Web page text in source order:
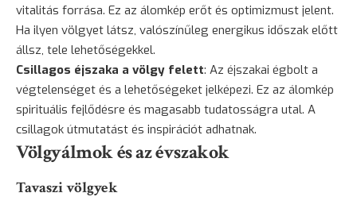
vitalitás forrása. Ez az álomkép erőt és optimizmust jelent.
Ha ilyen völgyet látsz, valószínűleg energikus időszak előtt
állsz, tele lehetőségekkel.
Csillagos éjszaka a völgy felett: Az éjszakai égbolt a
végtelenséget és a lehetőségeket jelképezi. Ez az álomkép
spirituális fejlődésre és magasabb tudatosságra utal. A
csillagok útmutatást és inspirációt adhatnak.
Völgyálmok és az évszakok
Tavaszi völgyek